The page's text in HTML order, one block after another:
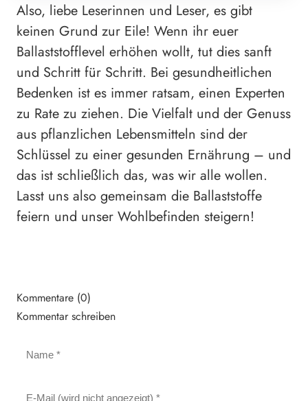
Also, liebe Leserinnen und Leser, es gibt
keinen Grund zur Eile! Wenn ihr euer
Ballaststofflevel erhöhen wollt, tut dies sanft
und Schritt für Schritt. Bei gesundheitlichen
Bedenken ist es immer ratsam, einen Experten
zu Rate zu ziehen. Die Vielfalt und der Genuss
aus pflanzlichen Lebensmitteln sind der
Schlüssel zu einer gesunden Ernährung – und
das ist schließlich das, was wir alle wollen.
Lasst uns also gemeinsam die Ballaststoffe
feiern und unser Wohlbefinden steigern!
Kommentare (0)
Kommentar schreiben